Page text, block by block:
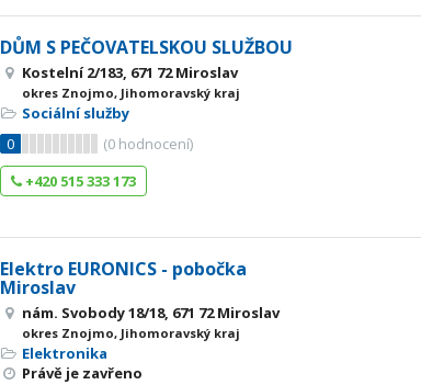
DŮM S PEČOVATELSKOU SLUŽBOU
Kostelní 2/183, 671 72 Miroslav
okres Znojmo, Jihomoravský kraj
Sociální služby
0
(0 hodnocení)
+420 515 333 173
Elektro EURONICS - pobočka
Miroslav
nám. Svobody 18/18, 671 72 Miroslav
okres Znojmo, Jihomoravský kraj
Elektronika
Právě je zavřeno